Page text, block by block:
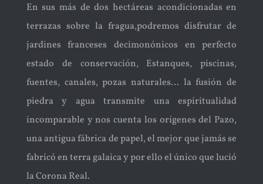
En sus más de dos hectáreas acondicionadas en
terrazas sobre la fragua,podremos disfrutar de
jardines franceses decimonónicos en perfecto
estado de conservación, Estanques, piscinas,
fuentes, canales, pozas naturales… la fusión de
piedra y agua transmite una espiritualidad
incomparable y nos cuenta los orígenes del Pazo,
una antigua fábrica de papel, el mejor que jamás se
fabricó en terra galaica y por ello el único que lució
la Corona Real.